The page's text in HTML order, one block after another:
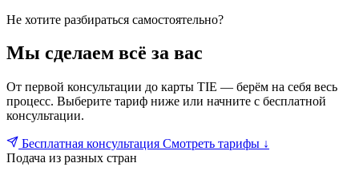
Не хотите разбираться самостоятельно?
Мы сделаем всё за вас
От первой консультации до карты TIE — берём на себя весь
процесс. Выберите тариф ниже или начните с бесплатной
консультации.
Бесплатная консультация Смотреть тарифы ↓
Подача из разных стран